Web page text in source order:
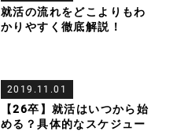
就活の流れをどこよりもわ
かりやすく徹底解説！
2019.11.01
【26卒】就活はいつから始
める？具体的なスケジュー